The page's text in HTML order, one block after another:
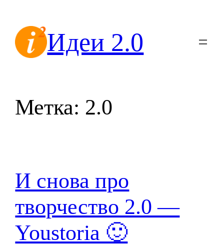
содержимомуИдеи 2.0
Метка: 2.0
И снова про
творчество 2.0 —
Youstoria 🙂